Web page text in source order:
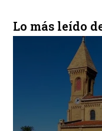
Lo más leído